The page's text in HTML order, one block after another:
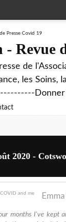
- Revue
de
les
Donner
2020 -
months I've kept